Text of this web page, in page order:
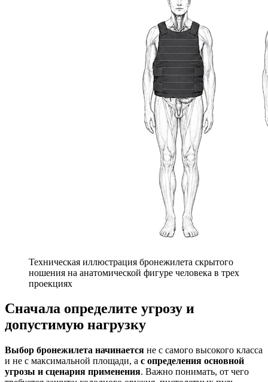
Техническая иллюстрация бронежилета скрытого
ношения на анатомической фигуре человека в трех
проекциях
Сначала определите угрозу и
допустимую нагрузку
Выбор бронежилета начинается не с самого высокого класса
и не с максимальной площади, а с определения основной
угрозы и сценария применения. Важно понимать, от чего